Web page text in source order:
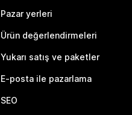
Pazar yerleri
Ürün değerlendirmeleri
Yukarı satış ve paketler
E-posta ile pazarlama
SEO